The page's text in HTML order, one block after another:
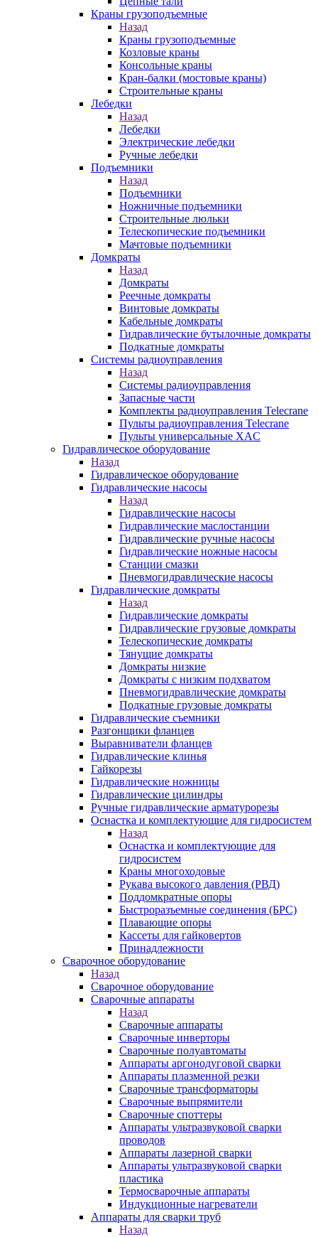
Краны грузоподъемные
Назад
Краны грузоподъемные
Козловые краны
Консольные краны
Кран-балки (мостовые краны)
Строительные краны
Лебедки
Назад
Лебедки
Электрические лебедки
Ручные лебедки
Подъемники
Назад
Подъемники
Ножничные подъемники
Строительные люльки
Телескопические подъемники
Мачтовые подъемники
Домкраты
Назад
Домкраты
Реечные домкраты
Винтовые домкраты
Кабельные домкраты
Гидравлические бутылочные домкраты
Подкатные домкраты
Системы радиоуправления
Назад
Системы радиоуправления
Запасные части
Комплекты радиоуправления Telecrane
Пульты радиоуправления Telecrane
Пульты универсальные XAC
Гидравлическое оборудование
Назад
Гидравлическое оборудование
Гидравлические насосы
Назад
Гидравлические насосы
Гидравлические маслостанции
Гидравлические ручные насосы
Гидравлические ножные насосы
Станции смазки
Пневмогидравлические насосы
Гидравлические домкраты
Назад
Гидравлические домкраты
Гидравлические грузовые домкраты
Телескопические домкраты
Тянущие домкраты
Домкраты низкие
Домкраты с низким подхватом
Пневмогидравлические домкраты
Подкатные грузовые домкраты
Гидравлические съемники
Разгонщики фланцев
Выравниватели фланцев
Гидравлические клинья
Гайкорезы
Гидравлические ножницы
Гидравлические цилиндры
Ручные гидравлические арматурорезы
Оснастка и комплектующие для гидросистем
Назад
Оснастка и комплектующие для
гидросистем
Краны многоходовые
Рукава высокого давления (РВД)
Поддомкратные опоры
Быстроразъемные соединения (БРС)
Плавающие опоры
Кассеты для гайковертов
Принадлежности
Сварочное оборудование
Назад
Сварочное оборудование
Сварочные аппараты
Назад
Сварочные аппараты
Сварочные инверторы
Сварочные полуавтоматы
Аппараты аргонодуговой сварки
Аппараты плазменной резки
Сварочные трансформаторы
Сварочные выпрямители
Сварочные споттеры
Аппараты ультразвуковой сварки
проводов
Аппараты лазерной сварки
Аппараты ультразвуковой сварки
пластика
Термосварочные аппараты
Индукционные нагреватели
Аппараты для сварки труб
Назад